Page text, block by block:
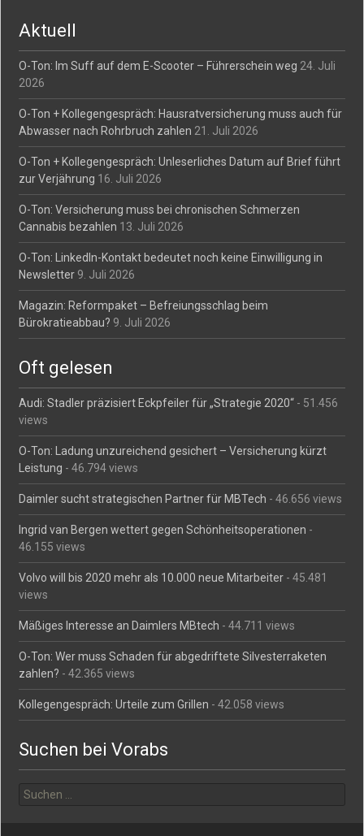
Aktuell
O-Ton: Im Suff auf dem E-Scooter – Führerschein weg 24. Juli
2026
O-Ton + Kollegengespräch: Hausratversicherung muss auch für
Abwasser nach Rohrbruch zahlen 21. Juli 2026
O-Ton + Kollegengespräch: Unleserliches Datum auf Brief führt
zur Verjährung 16. Juli 2026
O-Ton: Versicherung muss bei chronischen Schmerzen
Cannabis bezahlen 13. Juli 2026
O-Ton: LinkedIn-Kontakt bedeutet noch keine Einwilligung in
Newsletter 9. Juli 2026
Magazin: Reformpaket – Befreiungsschlag beim
Bürokratieabbau? 9. Juli 2026
Oft gelesen
Audi: Stadler präzisiert Eckpfeiler für „Strategie 2020“ - 51.456
views
O-Ton: Ladung unzureichend gesichert – Versicherung kürzt
Leistung - 46.794 views
Daimler sucht strategischen Partner für MBTech - 46.656 views
Ingrid van Bergen wettert gegen Schönheitsoperationen -
46.155 views
Volvo will bis 2020 mehr als 10.000 neue Mitarbeiter - 45.481
views
Mäßiges Interesse an Daimlers MBtech - 44.711 views
O-Ton: Wer muss Schaden für abgedriftete Silvesterraketen
zahlen? - 42.365 views
Kollegengespräch: Urteile zum Grillen - 42.058 views
Suchen bei Vorabs
nach: